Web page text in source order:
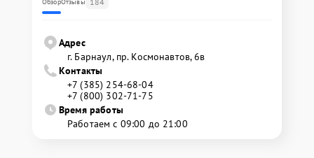
Адрес
г. Барнаул, ​пр. Космонавтов, 6в
Контакты
+7 (385) 254-68-04
+7 (800) 302-71-75
Время работы
Работаем с 09:00 до 21:00